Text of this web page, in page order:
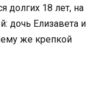
долгих 18 лет, на
дочь Елизавета и
же крепкой